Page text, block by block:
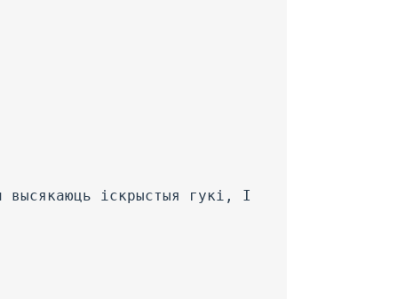
высякаюць іскрыстыя гукі, I